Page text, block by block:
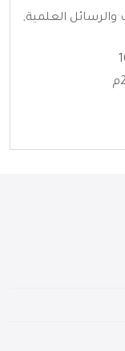
والرسائل العلمية,